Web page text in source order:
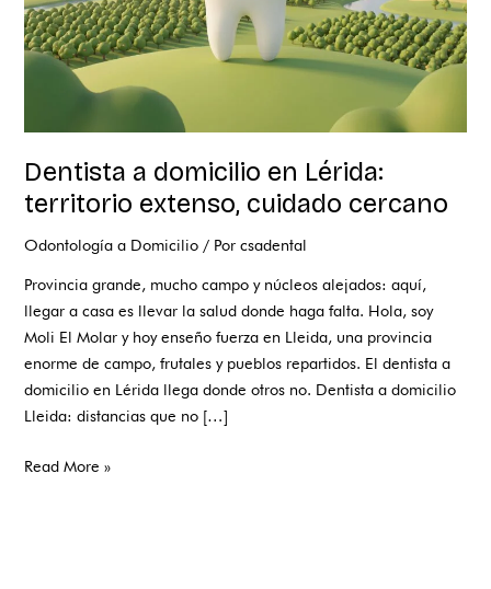
Dentista a domicilio en Lérida:
territorio extenso, cuidado cercano
Odontología a Domicilio / Porcsadental
Provincia grande, mucho campo y núcleos alejados: aquí,
llegar a casa es llevar la salud donde haga falta. Hola, soy
Moli El Molar y hoy enseño fuerza en Lleida, una provincia
enorme de campo, frutales y pueblos repartidos. El dentista a
domicilio en Lérida llega donde otros no. Dentista a domicilio
Lleida: distancias que no […]
cercano
Read More »